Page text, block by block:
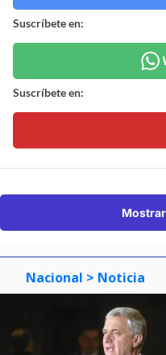
Suscríbete en:
Suscríbete en:
Nacional > Noticia